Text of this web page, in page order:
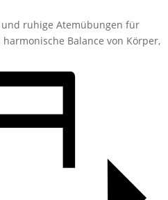
ruhige Atemübungen für
Balance von Körper,